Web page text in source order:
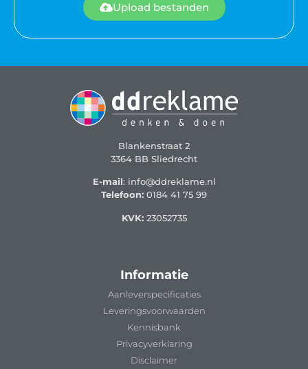
Upload bestanden
Blankenstraat 2
3364 BB Sliedrecht
E-mail: info@ddreklame.nl
Telefoon: 0184 41 75 99
KVK: 23052735
Informatie
Aanleverspecificaties
Leveringsvoorwaarden
Kennisbank
Privacyverklaring
Disclaimer